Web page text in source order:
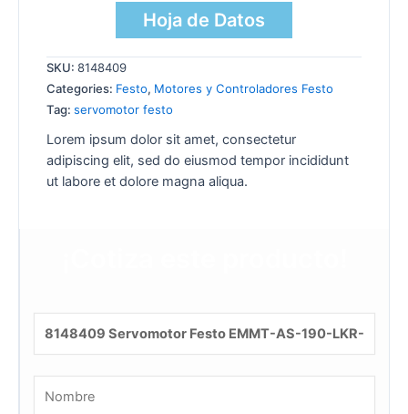
Hoja de Datos
SKU: 8148409
Categories: Festo, Motores y Controladores Festo
Tag: servomotor festo
Lorem ipsum dolor sit amet, consectetur
adipiscing elit, sed do eiusmod tempor incididunt
ut labore et dolore magna aliqua.